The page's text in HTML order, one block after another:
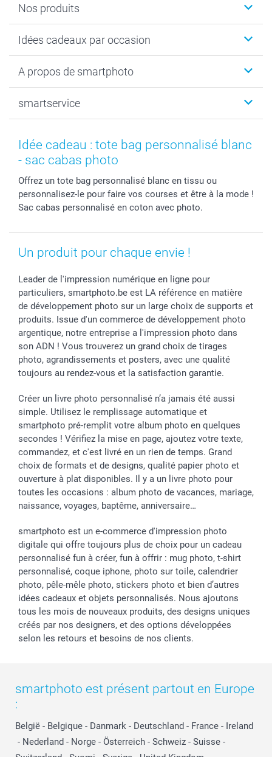
Nos produits
Cadeaux photo
Tirage photo & agrandissement
MyNameBook
Stickers & Etiquettes
Cadres photo, accessoires déco & bonbons
Dénicheur d'idées cadeau
Idées cadeaux par occasion
Anniversaire
Fin d'études
Naissance & baptême
Fête des Pères
Rentrée des classes
Communion
Vacances
A propos de smartphoto
Durabilité
Conditions
Droit de rétraction
Conditions générales
Vie privée
Tarifs
Investisseurs
smartservice
smartgarantie
smartbonus
Modes de paiement
Modes de livraison
Statut de ma commande
Idée cadeau : tote bag personnalisé blanc
- sac cabas photo
Offrez un tote bag personnalisé blanc en tissu ou
personnalisez-le pour faire vos courses et être à la mode !
Sac cabas personnalisé en coton avec photo.
Un produit pour chaque envie !
Leader de l'impression numérique en ligne pour
particuliers, smartphoto.be est LA référence en matière
de développement photo sur un large choix de supports et
produits. Issue d'un commerce de développement photo
argentique, notre entreprise a l'impression photo dans
son ADN ! Vous trouverez un grand choix de tirages
photo, agrandissements et posters, avec une qualité
toujours au rendez-vous et la satisfaction garantie.
Créer un livre photo personnalisé n’a jamais été aussi
simple. Utilisez le remplissage automatique et
smartphoto pré-remplit votre album photo en quelques
secondes ! Vérifiez la mise en page, ajoutez votre texte,
commandez, et c'est livré en un rien de temps. Grand
choix de formats et de designs, qualité papier photo et
ouverture à plat disponibles. Il y a un livre photo pour
toutes les occasions : album photo de vacances, mariage,
naissance, voyages, baptême, anniversaire…
smartphoto est un e-commerce d'impression photo
digitale qui offre toujours plus de choix pour un cadeau
personnalisé fun à créer, fun à offrir : mug photo, t-shirt
personnalisé, coque iphone, photo sur toile, calendrier
photo, pêle-mêle photo, stickers photo et bien d’autres
idées cadeaux et objets personnalisés. Nous ajoutons
tous les mois de nouveaux produits, des designs uniques
créés par nos designers, et des options développées
selon les retours et besoins de nos clients.
smartphoto est présent partout en Europe
:
België - Belgique - Danmark - Deutschland - France - Ireland
- Nederland - Norge - Österreich - Schweiz - Suisse -